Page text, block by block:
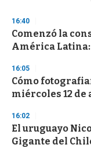
d
s
o
f
3
s
c
n
d
s
16:40
Comenzó la
América
16:05
Cómo
miércoles 12 de
16:02
El uruguayo
Gigante del